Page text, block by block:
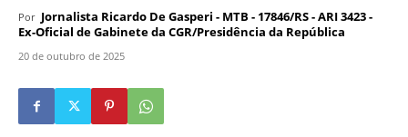
Por Jornalista Ricardo De Gasperi - MTB - 17846/RS - ARI 3423 -
Ex-Oficial de Gabinete da CGR/Presidência da República
20 de outubro de 2025